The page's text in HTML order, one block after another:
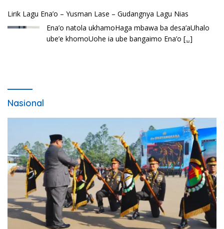
Lirik Lagu Ena’o – Yusman Lase – Gudangnya Lagu Nias
Ena’o natola ukhamoHaga mbawa ba desa’aUhalo
ube’e khomoUohe ia ube bangaimo Ena’o [...]
Nasional